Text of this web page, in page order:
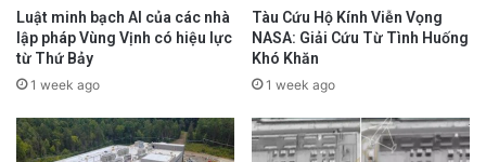
Luật minh bạch AI của các nhà
lập pháp Vùng Vịnh có hiệu lực
từ Thứ Bảy
1 week ago
Tàu Cứu Hộ Kính Viễn Vọng
NASA: Giải Cứu Từ Tình Huống
Khó Khăn
1 week ago